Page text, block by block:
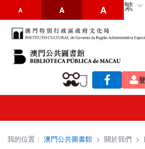
A A A 繁
我的位置： 澳門公共圖書館 > 關於我們 >